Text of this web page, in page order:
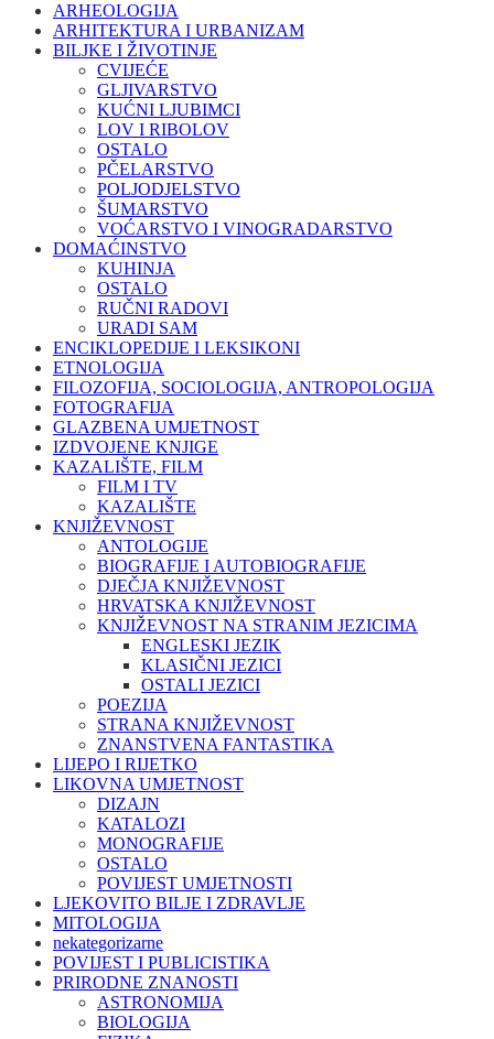
ARHEOLOGIJA
ARHITEKTURA I URBANIZAM
BILJKE I ŽIVOTINJE
CVIJEĆE
GLJIVARSTVO
KUĆNI LJUBIMCI
LOV I RIBOLOV
OSTALO
PČELARSTVO
POLJODJELSTVO
ŠUMARSTVO
VOĆARSTVO I VINOGRADARSTVO
DOMAĆINSTVO
KUHINJA
OSTALO
RUČNI RADOVI
URADI SAM
ENCIKLOPEDIJE I LEKSIKONI
ETNOLOGIJA
FILOZOFIJA, SOCIOLOGIJA, ANTROPOLOGIJA
FOTOGRAFIJA
GLAZBENA UMJETNOST
IZDVOJENE KNJIGE
KAZALIŠTE, FILM
FILM I TV
KAZALIŠTE
KNJIŽEVNOST
ANTOLOGIJE
BIOGRAFIJE I AUTOBIOGRAFIJE
DJEČJA KNJIŽEVNOST
HRVATSKA KNJIŽEVNOST
KNJIŽEVNOST NA STRANIM JEZICIMA
ENGLESKI JEZIK
KLASIČNI JEZICI
OSTALI JEZICI
POEZIJA
STRANA KNJIŽEVNOST
ZNANSTVENA FANTASTIKA
LIJEPO I RIJETKO
LIKOVNA UMJETNOST
DIZAJN
KATALOZI
MONOGRAFIJE
OSTALO
POVIJEST UMJETNOSTI
LJEKOVITO BILJE I ZDRAVLJE
MITOLOGIJA
nekategorizarne
POVIJEST I PUBLICISTIKA
PRIRODNE ZNANOSTI
ASTRONOMIJA
BIOLOGIJA